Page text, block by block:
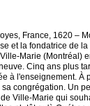
France, 1620 –
et la fondatrice de
Marie (Montréal)
Cinq ans plus
à l'enseignement. À
congrégation. Un
Ville-Marie qui